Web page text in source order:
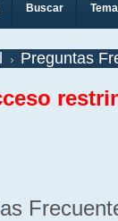
Buscar
Preguntas